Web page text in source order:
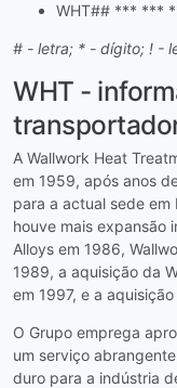
WHT## *** ***
# - letra; * - dígito; ! -
WHT -
A Wallwork Heat
em 1959, após anos
para a actual sede em
houve mais expansão
Alloys em 1986,
1989, a aquisição da
em 1997, e a
O Grupo emprega
um serviço
duro para a indústria